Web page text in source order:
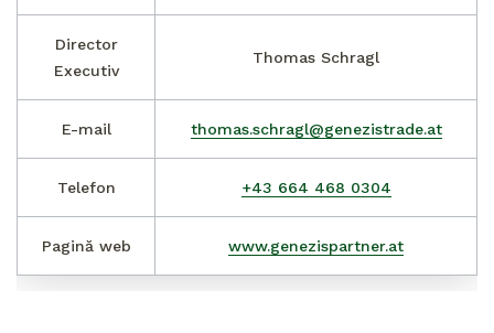
Director
Executiv
Thomas Schragl
E-mail thomas.schragl@genezistrade.at
Telefon +43 664 468 0304
Pagină web www.genezispartner.at